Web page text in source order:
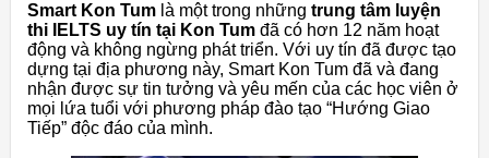
Smart Kon Tum là một trong những trung tâm luyện
thi IELTS uy tín tại Kon Tum đã có hơn 12 năm hoạt
động và không ngừng phát triển. Với uy tín đã được tạo
dựng tại địa phương này, Smart Kon Tum đã và đang
nhận được sự tin tưởng và yêu mến của các học viên ở
mọi lứa tuổi với phương pháp đào tạo “Hướng Giao
Tiếp” độc đáo của mình.